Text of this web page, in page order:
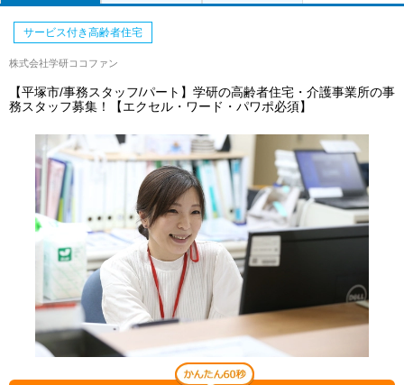
サービス付き高齢者住宅
株式会社学研ココファン
【平塚市/事務スタッフ/パート】学研の高齢者住宅・介護事業所の事
務スタッフ募集！【エクセル・ワード・パワポ必須】